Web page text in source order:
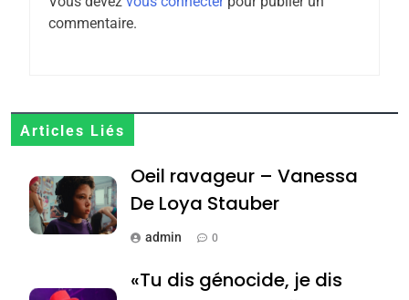
commentaire.
Articles Liés
Oeil ravageur – Vanessa
De Loya Stauber
admin 0
«Tu dis génocide, je dis
8
Tafraout, le miel de Tadla
Azilal consacrés produits
du terroir
DAFINA MAROC
Oeil ravageur – Vanessa